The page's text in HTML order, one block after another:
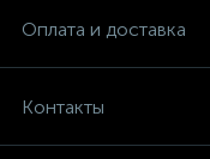
Оплата и доставка
Контакты